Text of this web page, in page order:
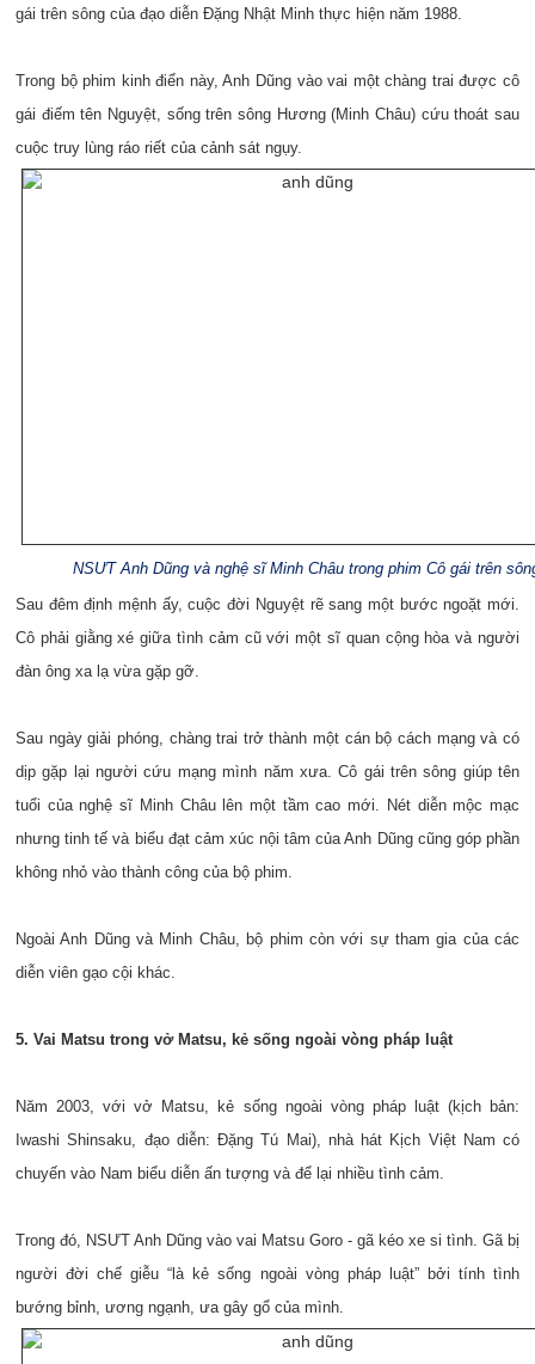
gái trên sông của đạo diễn Đặng Nhật Minh thực hiện năm 1988.
Trong bộ phim kinh điển này, Anh Dũng vào vai một chàng trai được cô
gái điếm tên Nguyệt, sống trên sông Hương (Minh Châu) cứu thoát sau
cuộc truy lùng ráo riết của cảnh sát ngụy.
NSƯT Anh Dũng và nghệ sĩ Minh Châu trong phim Cô gái trên
Sau đêm định mệnh ấy, cuộc đời Nguyệt rẽ sang một bước ngoặt mới.
Cô phải giằng xé giữa tình cảm cũ với một sĩ quan cộng hòa và người
đàn ông xa lạ vừa gặp gỡ.
Sau ngày giải phóng, chàng trai trở thành một cán bộ cách mạng và có
dịp gặp lại người cứu mạng mình năm xưa. Cô gái trên sông giúp tên
tuổi của nghệ sĩ Minh Châu lên một tầm cao mới. Nét diễn mộc mạc
nhưng tinh tế và biểu đạt cảm xúc nội tâm của Anh Dũng cũng góp phần
không nhỏ vào thành công của bộ phim.
Ngoài Anh Dũng và Minh Châu, bộ phim còn với sự tham gia của các
diễn viên gạo cội khác.
5. Vai Matsu trong vở Matsu, kẻ sống ngoài vòng pháp luật
Năm 2003, với vở Matsu, kẻ sống ngoài vòng pháp luật (kịch bản:
Iwashi Shinsaku, đạo diễn: Đặng Tú Mai), nhà hát Kịch Việt Nam có
chuyến vào Nam biểu diễn ấn tượng và để lại nhiều tình cảm.
Trong đó, NSƯT Anh Dũng vào vai Matsu Goro - gã kéo xe si tình. Gã bị
người đời chế giễu “là kẻ sống ngoài vòng pháp luật” bởi tính tình
bướng bỉnh, ương ngạnh, ưa gây gổ của mình.